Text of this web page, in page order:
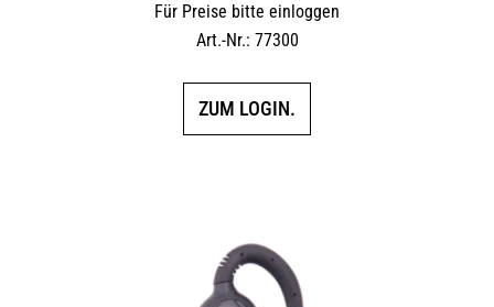
Für Preise bitte einloggen
Art.-Nr.: 77300
ZUM LOGIN.